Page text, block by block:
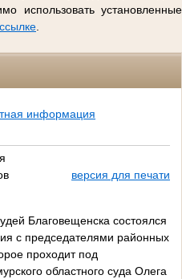
использовать установленные
ссылке
информация
версия для печати
Благовещенска состоялся
с председателями районных
проходит под
областного суда Олега